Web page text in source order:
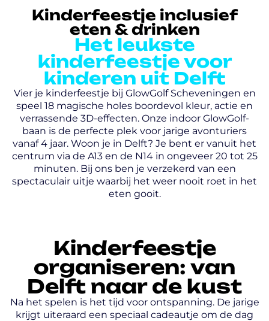
Kinderfeestje inclusief
eten & drinken
Het leukste
kinderfeestje voor
kinderen uit Delft
Vier je kinderfeestje bij GlowGolf Scheveningen en
speel 18 magische holes boordevol kleur, actie en
verrassende 3D-effecten. Onze indoor GlowGolf-
baan is de perfecte plek voor jarige avonturiers
vanaf 4 jaar. Woon je in Delft? Je bent er vanuit het
centrum via de A13 en de N14 in ongeveer 20 tot 25
minuten. Bij ons ben je verzekerd van een
spectaculair uitje waarbij het weer nooit roet in het
eten gooit.
Kinderfeestje
organiseren: van
Delft naar de kust
Na het spelen is het tijd voor ontspanning. De jarige
krijgt uiteraard een speciaal cadeautje om de dag